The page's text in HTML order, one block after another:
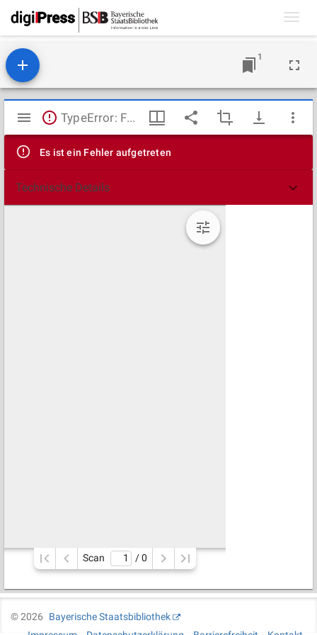
1
Mirador
Viewer
TypeError: Failed to fetch
Es ist ein Fehler aufgetreten
Technische Details
Scan / 0
©2026
Bayerische Staatsbibliothek